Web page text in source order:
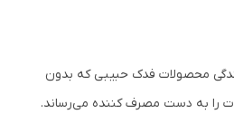
محصولات فدک حبیبی که بدون
را به دست مصرف کننده می‌رساند.